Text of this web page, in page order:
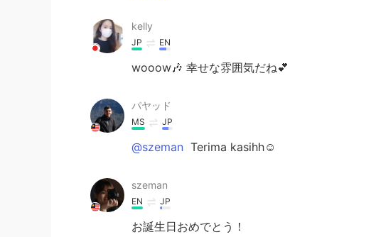
kelly
JP EN
wooow🎶 幸せな雰囲気だね💕
パヤッド
MS JP
@szeman Terima kasihh☺
szeman
EN JP
お誕生日おめでとう！